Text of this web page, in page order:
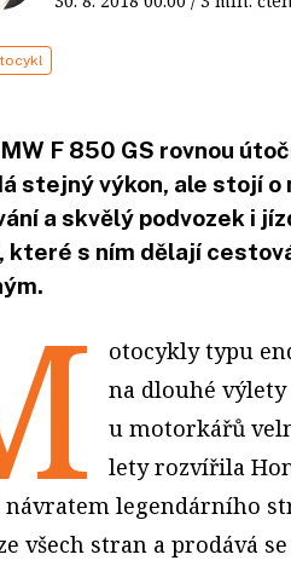
F 850 GS rovnou
stejný výkon, ale stojí
a skvělý podvozek i
které s ním dělají
otocykly typu
na dlouhé
u motorkářů
lety rozvířila
návratem legendárního
všech stran a prodává